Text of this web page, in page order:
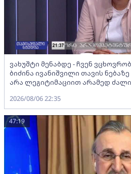
ვახუშტი მენაბდე - ჩვენ
ბიძინა ივანიშვილი თავის
არა ლეგიტიმაციით არამედ
2026/08/06 22:35
47:19